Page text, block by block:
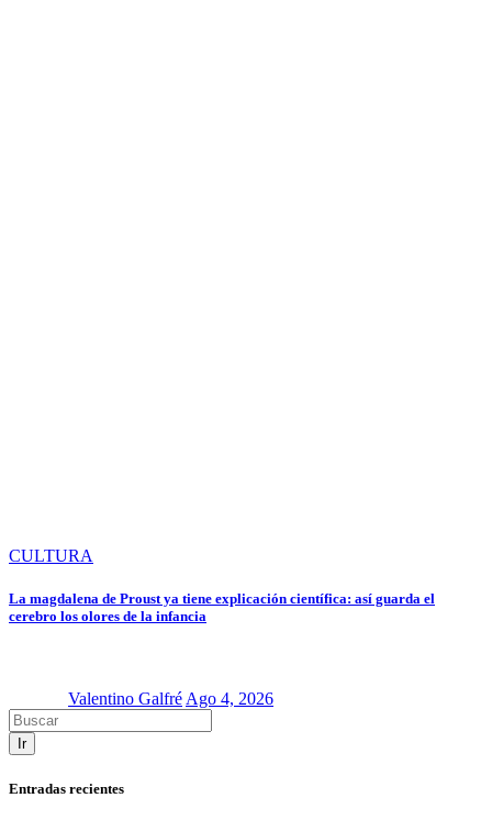
CULTURA
La magdalena de Proust ya tiene explicación científica: así guarda el
cerebro los olores de la infancia
Valentino GalfréAgo 4, 2026
Ir
Entradas recientes